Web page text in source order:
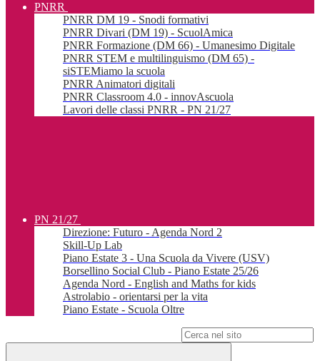
PNRR
PNRR DM 19 - Snodi formativi
PNRR Divari (DM 19) - ScuolAmica
PNRR Formazione (DM 66) - Umanesimo Digitale
PNRR STEM e multilinguismo (DM 65) -
siSTEMiamo la scuola
PNRR Animatori digitali
PNRR Classroom 4.0 - innovAscuola
Lavori delle classi PNRR - PN 21/27
PN 21/27
Direzione: Futuro - Agenda Nord 2
Skill-Up Lab
Piano Estate 3 - Una Scuola da Vivere (USV)
Borsellino Social Club - Piano Estate 25/26
Agenda Nord - English and Maths for kids
Astrolabio - orientarsi per la vita
Piano Estate - Scuola Oltre